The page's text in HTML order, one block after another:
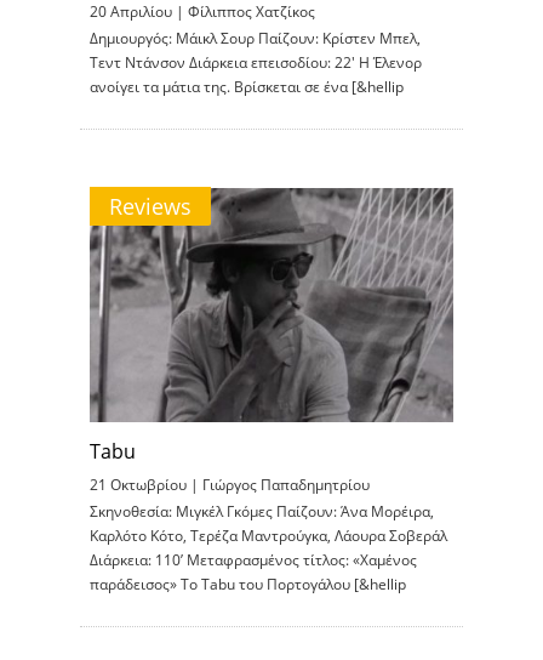
20 Απριλίου | Φίλιππος Χατζίκος
Δημιουργός: Μάικλ Σουρ Παίζουν: Κρίστεν Μπελ,
Τεντ Ντάνσον Διάρκεια επεισοδίου: 22′ Η Έλενορ
ανοίγει τα μάτια της. Βρίσκεται σε ένα [&hellip
Reviews
Tabu
21 Οκτωβρίου | Γιώργος Παπαδημητρίου
Σκηνοθεσία: Μιγκέλ Γκόμες Παίζουν: Άνα Μορέιρα,
Καρλότο Κότο, Τερέζα Μαντρούγκα, Λάουρα Σοβεράλ
Διάρκεια: 110’ Μεταφρασμένος τίτλος: «Χαμένος
παράδεισος» To Tabu του Πορτογάλου [&hellip